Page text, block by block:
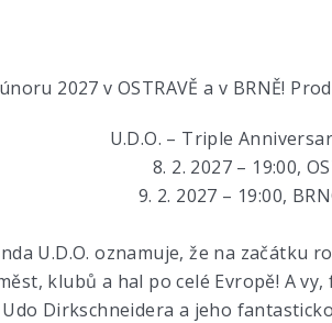
2027 v OSTRAVĚ a v BRNĚ!
U.D.O. – Triple
8. 2. 2027 – 19:00,
9. 2. 2027 – 19:00,
U.D.O. oznamuje, že na začátku
klubů a hal po celé Evropě! A
Dirkschneidera a jeho